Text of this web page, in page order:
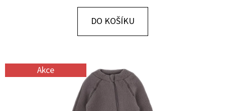
DO KOŠÍKU
Akce
T